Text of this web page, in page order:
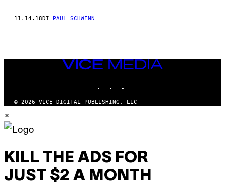
11.14.18DI PAUL SCHWENN
VICE
MEDIA
© 2026 VICE DIGITAL PUBLISHING, LLC
×
KILL THE ADS FOR
JUST $2 A MONTH